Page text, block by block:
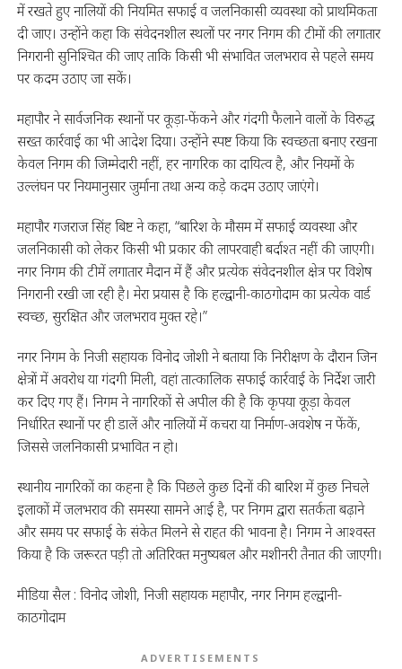
में रखते हुए नालियों की नियमित सफाई व जलनिकासी व्यवस्था को प्राथमिकता
दी जाए। उन्होंने कहा कि संवेदनशील स्थलों पर नगर निगम की टीमों की लगातार
निगरानी सुनिश्चित की जाए ताकि किसी भी संभावित जलभराव से पहले समय
पर कदम उठाए जा सकें।
महापौर ने सार्वजनिक स्थानों पर कूड़ा-फेंकने और गंदगी फैलाने वालों के विरुद्ध
सख्त कार्रवाई का भी आदेश दिया। उन्होंने स्पष्ट किया कि स्वच्छता बनाए रखना
केवल निगम की जिम्मेदारी नहीं, हर नागरिक का दायित्व है, और नियमों के
उल्लंघन पर नियमानुसार जुर्माना तथा अन्य कड़े कदम उठाए जाएंगे।
महापौर गजराज सिंह बिष्ट ने कहा, “बारिश के मौसम में सफाई व्यवस्था और
जलनिकासी को लेकर किसी भी प्रकार की लापरवाही बर्दाश्त नहीं की जाएगी।
नगर निगम की टीमें लगातार मैदान में हैं और प्रत्येक संवेदनशील क्षेत्र पर विशेष
निगरानी रखी जा रही है। मेरा प्रयास है कि हल्द्वानी-काठगोदाम का प्रत्येक वार्ड
स्वच्छ, सुरक्षित और जलभराव मुक्त रहे।”
नगर निगम के निजी सहायक विनोद जोशी ने बताया कि निरीक्षण के दौरान जिन
क्षेत्रों में अवरोध या गंदगी मिली, वहां तात्कालिक सफाई कार्रवाई के निर्देश जारी
कर दिए गए हैं। निगम ने नागरिकों से अपील की है कि कृपया कूड़ा केवल
निर्धारित स्थानों पर ही डालें और नालियों में कचरा या निर्माण-अवशेष न फेंकें,
जिससे जलनिकासी प्रभावित न हो।
स्थानीय नागरिकों का कहना है कि पिछले कुछ दिनों की बारिश में कुछ निचले
इलाकों में जलभराव की समस्या सामने आई है, पर निगम द्वारा सतर्कता बढ़ाने
और समय पर सफाई के संकेत मिलने से राहत की भावना है। निगम ने आश्वस्त
किया है कि जरूरत पड़ी तो अतिरिक्त मनुष्यबल और मशीनरी तैनात की जाएगी।
मीडिया सैल : विनोद जोशी, निजी सहायक महापौर, नगर निगम हल्द्वानी-
काठगोदाम
ADVERTISEMENTS